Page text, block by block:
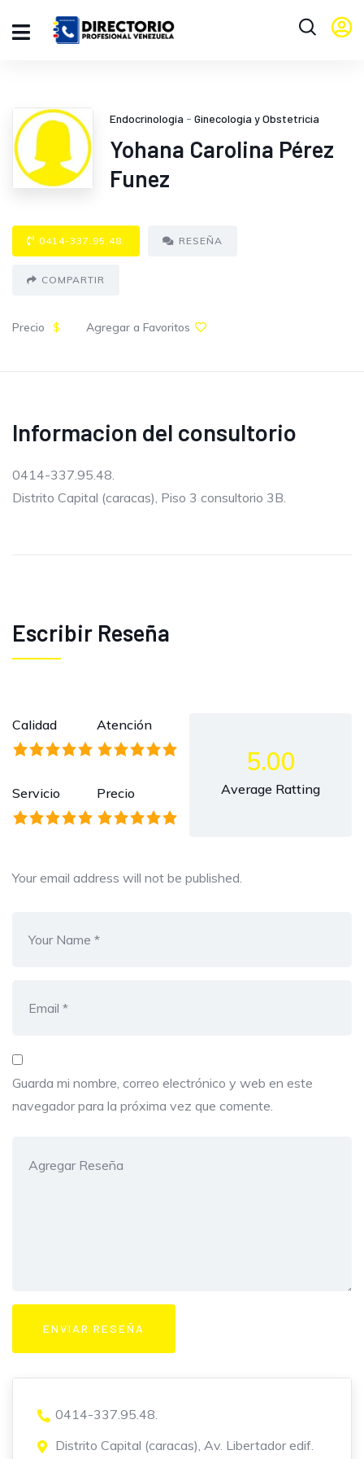
Endocrinología - Ginecología y Obstetricia
Yohana Carolina Pérez
Funez
0414-337.95.48. RESEÑA
COMPARTIR
Precio $ Agregar a Favoritos
Informacion del consultorio
0414-337.95.48.
Distrito Capital (caracas), Piso 3 consultorio 3B.
Escribir Reseña
Calidad Atención
Servicio Precio
5.00
Average Ratting
Your email address will not be published.
Guarda mi nombre, correo electrónico y web en este
navegador para la próxima vez que comente.
0414-337.95.48.
Distrito Capital (caracas), Av. Libertador edif.